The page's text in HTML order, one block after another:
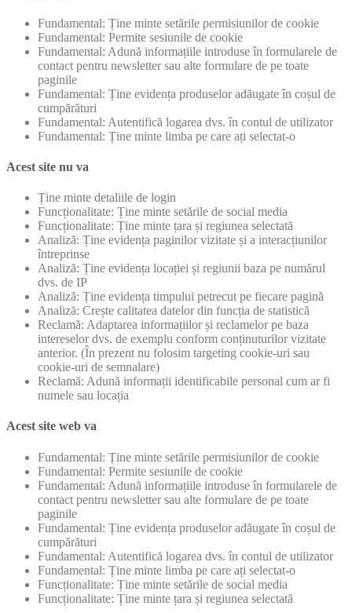
Fundamental: Ține minte setările permisiunilor de cookie
Fundamental: Permite sesiunile de cookie
Fundamental: Adună informațiile introduse în formularele de
contact pentru newsletter sau alte formulare de pe toate
paginile
Fundamental: Ține evidența produselor adăugate în coșul de
cumpărături
Fundamental: Autentifică logarea dvs. în contul de utilizator
Fundamental: Ține minte limba pe care ați selectat-o
Acest site nu va
Ține minte detaliile de login
Funcționalitate: Ține minte setările de social media
Funcționalitate: Ține minte țara și regiunea selectată
Analiză: Ține evidența paginilor vizitate și a interacțiunilor
întreprinse
Analiză: Ține evidența locației și regiunii baza pe numărul
dvs. de IP
Analiză: Ține evidența timpului petrecut pe fiecare pagină
Analiză: Crește calitatea datelor din funcția de statistică
Reclamă: Adaptarea informațiilor și reclamelor pe baza
intereselor dvs. de exemplu conform conținuturilor vizitate
anterior. (În prezent nu folosim targeting cookie-uri sau
cookie-uri de semnalare)
Reclamă: Adună informații identificabile personal cum ar fi
numele sau locația
Acest site web va
Fundamental: Ține minte setările permisiunilor de cookie
Fundamental: Permite sesiunile de cookie
Fundamental: Adună informațiile introduse în formularele de
contact pentru newsletter sau alte formulare de pe toate
paginile
Fundamental: Ține evidența produselor adăugate în coșul de
cumpărături
Fundamental: Autentifică logarea dvs. în contul de utilizator
Fundamental: Ține minte limba pe care ați selectat-o
Funcționalitate: Ține minte setările de social media
Funcționalitate: Ține minte țara și regiunea selectată